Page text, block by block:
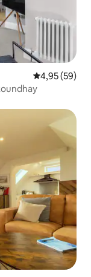
Calificación
4,95 (59)